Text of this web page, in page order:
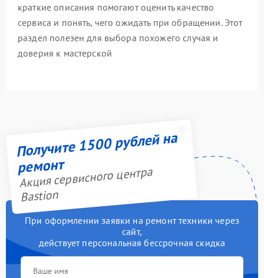
краткие описания помогают оценить качество
сервиса и понять, чего ожидать при обращении. Этот
раздел полезен для выбора похожего случая и
доверия к мастерской
Получите 1500 рублей на
ремонт
Акция сервисного центра
Bastion
При оформлении заявки на ремонт техники через
сайт,
действует персональная бессрочная скидка